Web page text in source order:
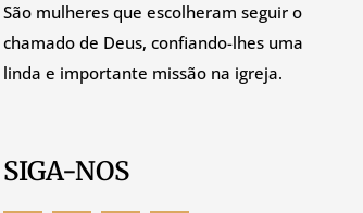
São mulheres que escolheram seguir o
chamado de Deus, confiando-lhes uma
linda e importante missão na igreja.
SIGA-NOS